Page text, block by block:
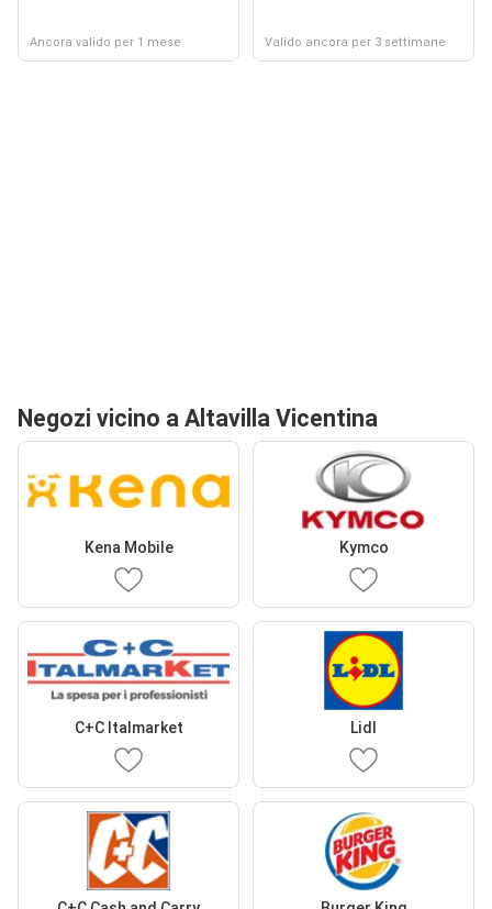
Ancora valido per 1 mese Valido ancora per 3 settimane
Negozi vicino a Altavilla Vicentina
Kena Mobile Kymco
C+C Italmarket Lidl